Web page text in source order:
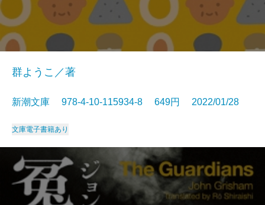
群ようこ／著
新潮文庫 978-4-10-115934-8 649円 2022/01/28
文庫電子書籍あり